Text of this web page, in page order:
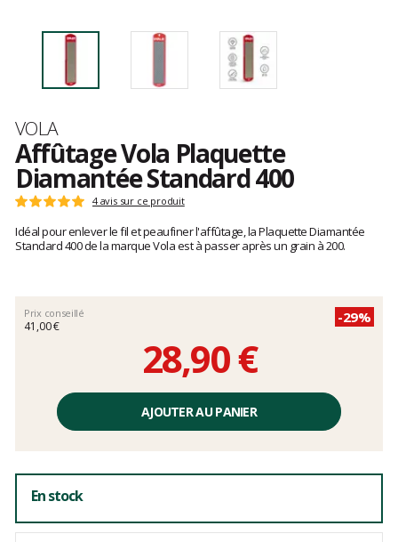
Marque
VOLA
Affûtage Vola Plaquette
Diamantée Standard 400
Les
clients
Note
:
5
sur
4 avis sur ce produit
Idéal pour enlever le fil et peaufiner l'affûtage, la Plaquette Diamantée
Standard 400 de la marque Vola est à passer après un grain à 200.
Prix conseillé
41,00 €
-29%
28,90 €
unitaire,
AJOUTER AU PANIER
En stock